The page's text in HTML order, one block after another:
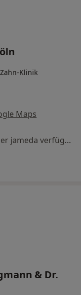
Klinik
Maps
Keine Online-Terminbuchung über jameda verfügbar
& Dr.